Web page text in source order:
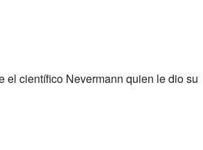
el científico Nevermann quien le dio su